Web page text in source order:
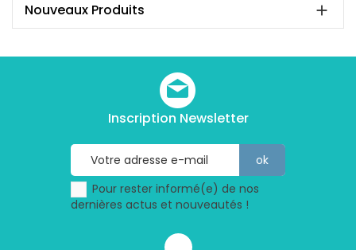
Nouveaux Produits 
Inscription Newsletter
Pour rester informé(e) de nos
dernières actus et nouveautés !